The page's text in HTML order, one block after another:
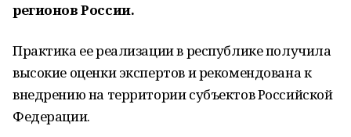
регионов России.
Практика ее реализации в республике получила
высокие оценки экспертовирекомендована к
внедрению на территории субъектов Российской
Федерации.